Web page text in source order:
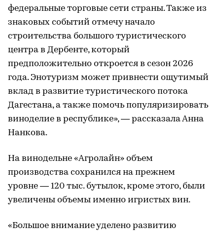
федеральные торговые сети страны. Также из
знаковых событий отмечу начало
строительства большого туристического
центра в Дербенте, который
предположительно откроется в сезон 2026
года. Энотуризм может привнести ощутимый
вклад в развитие туристического потока
Дагестана, а также помочь популяризировать
виноделие в республике», — рассказала Анна
Нанкова.
На винодельне «Агролайн» объем
производства сохранился на прежнем
уровне — 120 тыс. бутылок, кроме этого, были
увеличены объемы именно игристых вин.
«Большое внимание уделено развитию